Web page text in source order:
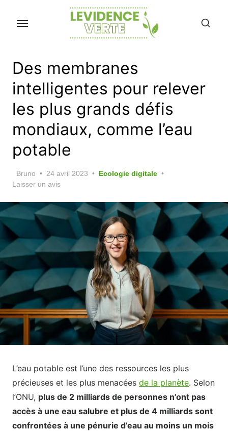
Des membranes
intelligentes pour relever
les plus grands défis
mondiaux, comme l’eau
potable
Bruno
Posted
on
24 avril 2023
Ecologie digitale
Laisser un avis
L’eau potable est l’une des ressources les plus
précieuses et les plus menacées de la planète. Selon
l’ONU, plus de 2 milliards de personnes n’ont pas
accès à une eau salubre et plus de 4 milliards sont
confrontées à une pénurie d’eau au moins un mois